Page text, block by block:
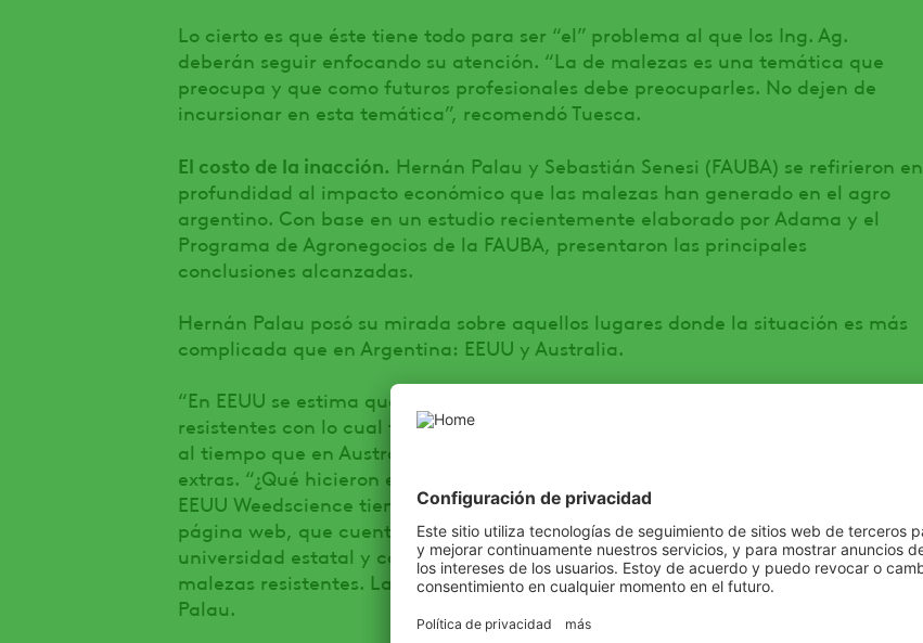
Lo cierto es que éste tiene todo para ser “el” problema al que los Ing. Ag.
deberán seguir enfocando su atención. “La de malezas es una temática que
preocupa y que como futuros profesionales debe preocuparles. No dejen de
incursionar en esta temática”, recomendó Tuesca.
El costo de la inacción. Hernán Palau y Sebastián Senesi (FAUBA) se refirieron en
profundidad al impacto económico que las malezas han generado en el agro
argentino. Con base en un estudio recientemente elaborado por Adama y el
Programa de Agronegocios de la FAUBA, presentaron las principales
conclusiones alcanzadas.
Hernán Palau posó su mirada sobre aquellos lugares donde la situación es más
complicada que en Argentina: EEUU y Australia.
“En EEUU se estima que tiene 24,9 millones de has infestadas con malezas
resistentes con lo cual tiene un costo extra de 2000 millones de dólares”, reflejó
al tiempo que en Australia se invierten entre 2500 a 4000 millones de dólares
extras. “¿Qué hicieron estos países?”, se preguntó. Pues un manejo colectivo. “En
EEUU Weedscience tiene una red de alerta de productores con denuncias en una
página web, que cuenta con financiamiento del USDA. En cada estado hay una
universidad estatal y cada una tiene un departamento que se ocupa de las
malezas resistentes. La problemática es local, la solución es local”, puntualizó
Palau.